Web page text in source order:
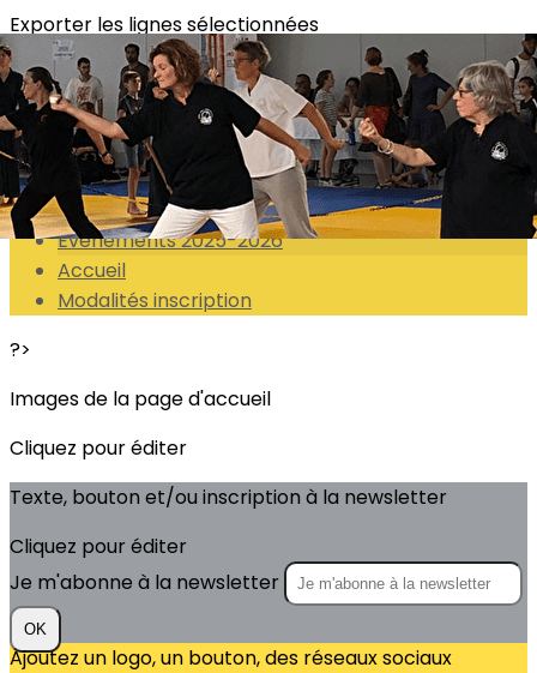
Exporter les lignes sélectionnées
Exporter toutes les colonnes
Exporter uniquement les colonnes affichées
Menu
<
>
Evenements 2025-2026
Accueil
Modalités inscription
?>
Images de la page d'accueil
Cliquez pour éditer
Texte, bouton et/ou inscription à la newsletter
Cliquez pour éditer
Je m'abonne à la newsletter
OK
Ajoutez un logo, un bouton, des réseaux sociaux